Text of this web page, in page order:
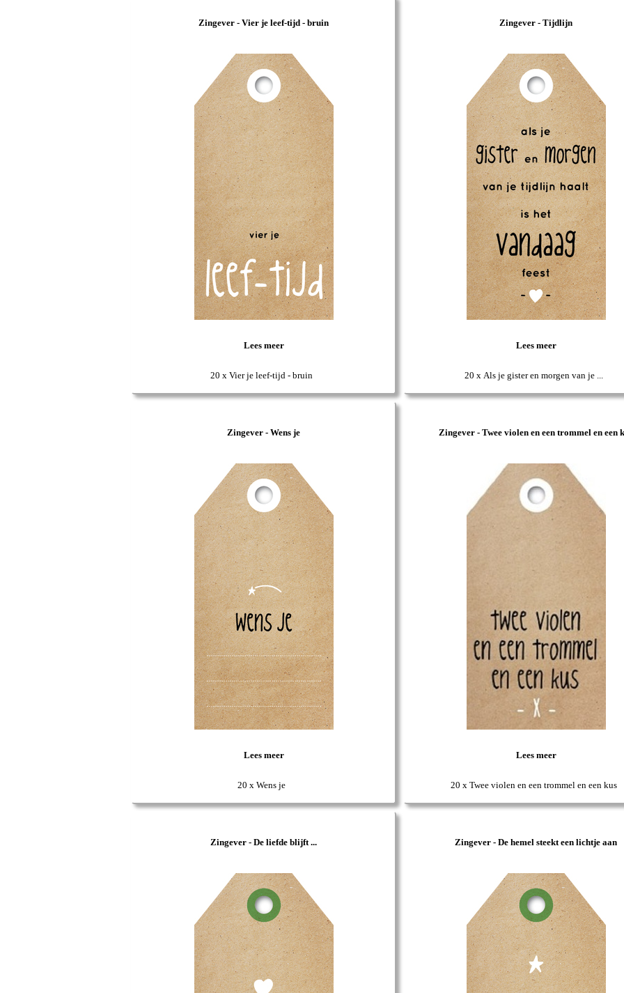
Zingever - Vier je leef-tijd - bruin
Lees meer
20 x Vier je leef-tijd - bruin
Zingever - Tijdlijn
Lees meer
20 x Als je gister en morgen van je ...
Zingever - Wens je
Lees meer
20 x Wens je
Zingever - Twee violen en een trommel en een
Lees meer
20 x Twee violen en een trommel en een kus
Zingever - De liefde blijft ... Zingever - De hemel steekt een lichtje aan